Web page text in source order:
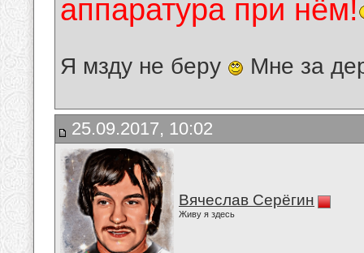
аппаратура при нём!
Я мзду не беру Мне за
25.09.2017, 10:02
Вячеслав Серёгин
Живу я здесь